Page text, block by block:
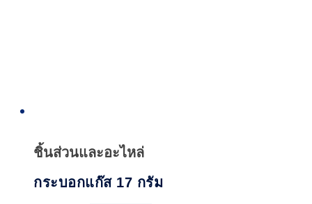
ชิ้นส่วนและอะไหล่
กระบอกแก๊ส 17 กรัม